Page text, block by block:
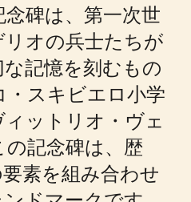
碑は、第一次世
オの兵士たちが
記憶を刻むもの
スキビエロ小学
ットリオ・ヴェ
記念碑は、歴
素を組み合わせ